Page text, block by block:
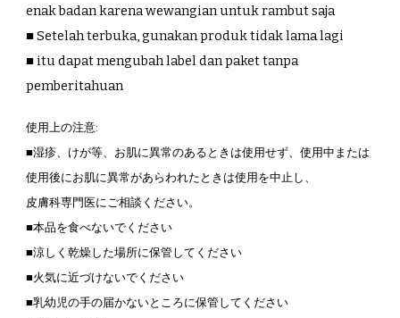
enak badan karena wewangian untuk rambut saja
■ Setelah terbuka, gunakan produk tidak lama lagi
■ itu dapat mengubah label dan paket tanpa
pemberitahuan
使用上の注意:
■湿疹、けが等、お肌に異常のあるときは使用せず、使用中または
使用後にお肌に異常があらわれたときは使用を中止し、
皮膚科専門医にご相談ください。
■本品を食べないでください
■涼しく乾燥した場所に保管してください
■火気に近づけないでください
■乳幼児の手の届かないところに保管してください